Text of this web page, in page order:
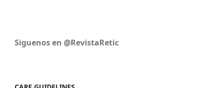
Siguenos en @RevistaRetic